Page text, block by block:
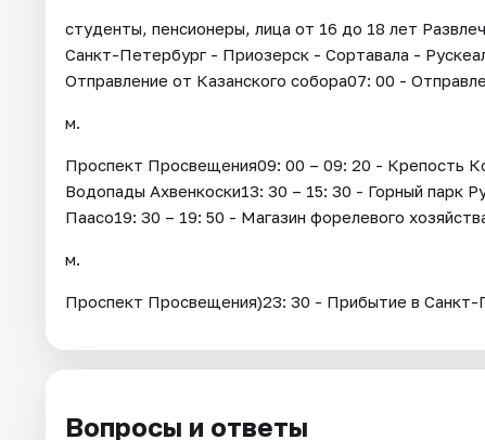
студенты, пенсионеры, лица от 16 до 18 лет
Санкт-Петербург - Приозерск - Сортавала -
Отправление от Казанского собора07: 00 -
м.
Проспект Просвещения09: 00 – 09: 20 - Крепость
Водопады Ахвенкоски13: 30 – 15: 30 - Горный парк
Паасо19: 30 – 19: 50 - Магазин форелевого
м.
Проспект Просвещения)23: 30 - Прибытие в Санкт-
Вопросы и ответы